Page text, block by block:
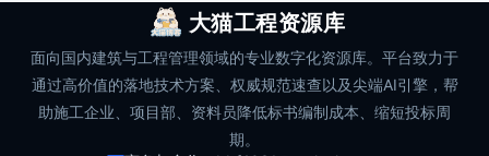
大猫工程资源库
面向国内建筑与工程管理领域的专业数字化资源库。平台致力于
通过高价值的落地技术方案、权威规范速查以及尖端AI引擎，帮
助施工企业、项目部、资料员降低标书编制成本、缩短投标周
期。